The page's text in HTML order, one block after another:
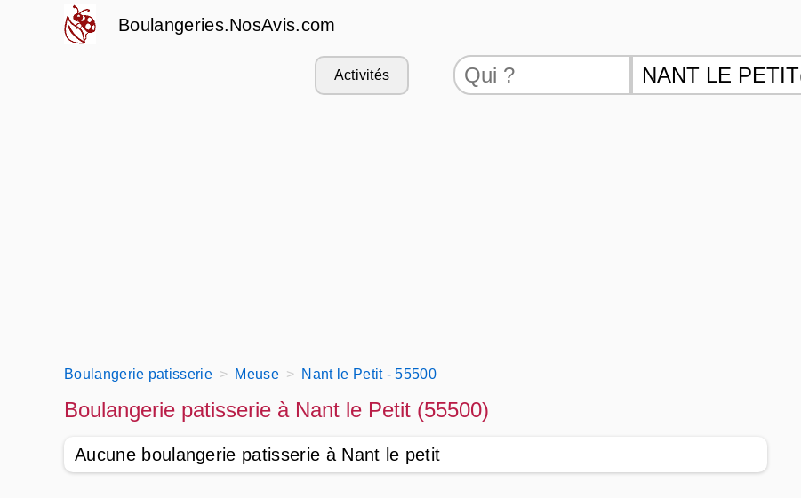
Boulangeries.NosAvis.com
Activités
Boulangerie patisserie Meuse Nant le Petit - 55500
Boulangerie patisserie à Nant le Petit (55500)
Aucune boulangerie patisserie à Nant le petit